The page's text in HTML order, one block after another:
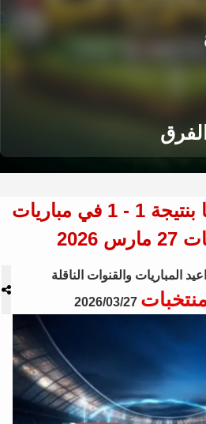
تعادل أفريقيا وبنما بنتيجة 1 - 1 في مباريات
2026
المباريات والقنوات الناقلة
2026/03/27